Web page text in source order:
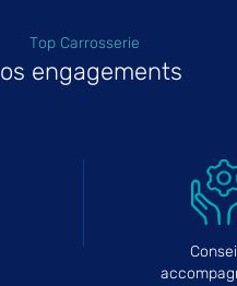
Top Carrosserie
engagements